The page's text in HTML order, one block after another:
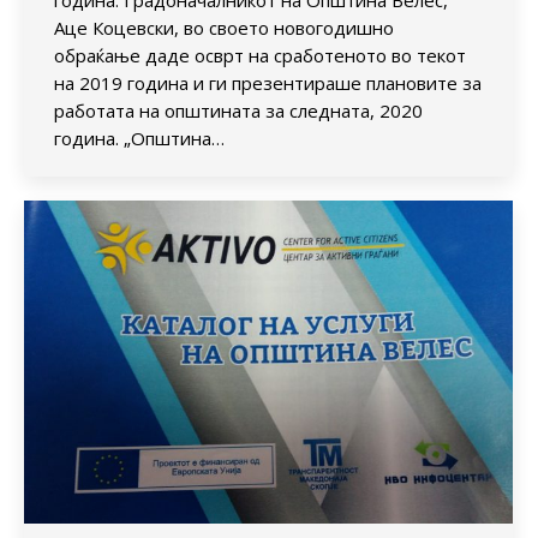
Аце Коцевски, во своето новогодишно
обраќање даде осврт на сработеното во текот
на 2019 година и ги презентираше плановите за
работата на општината за следната, 2020
година. „Општина…